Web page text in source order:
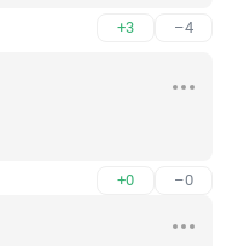
+3 –4
+0 –0